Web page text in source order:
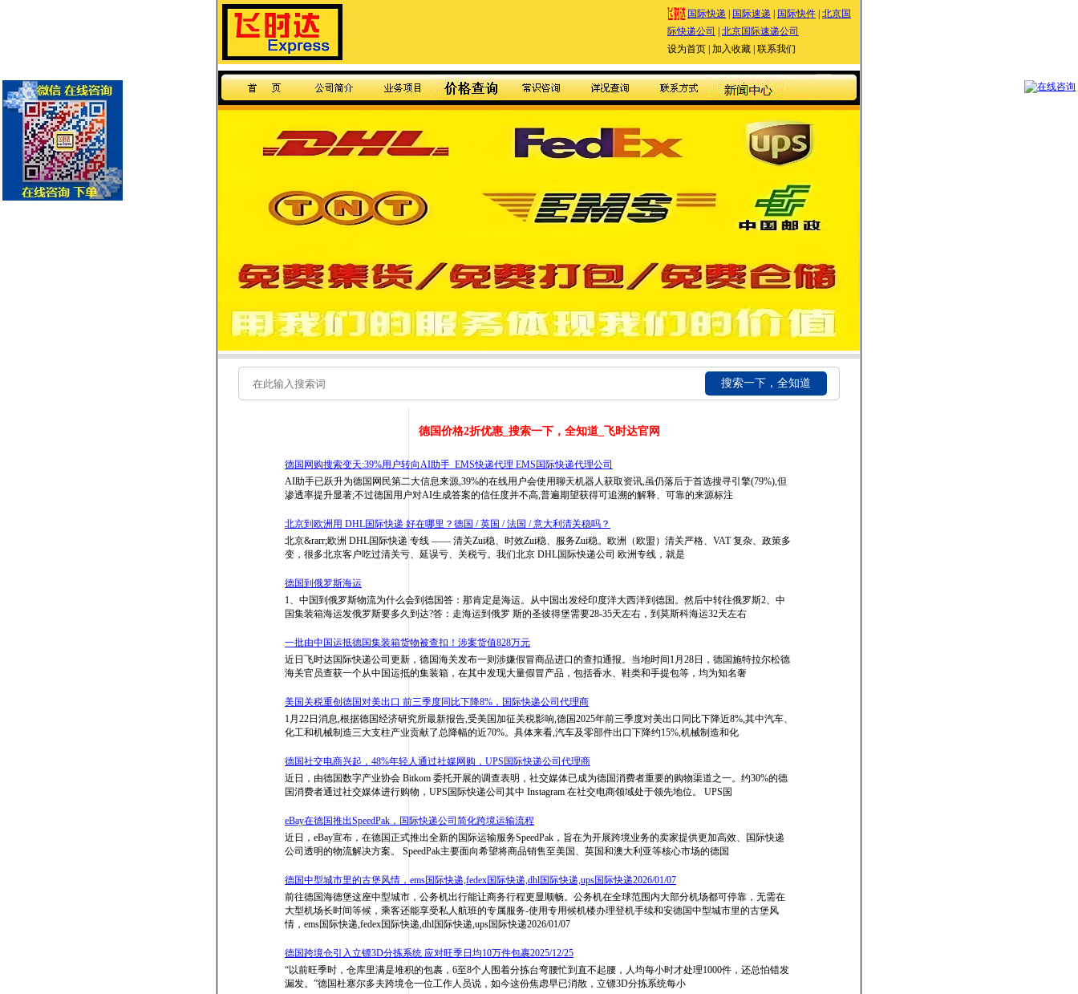
国际快递 国际速递 国际快件 北京国
际快递公司
北京国际速递公司
设为首页 加入收藏 联系我们
搜索一下，全知道
德国价格2折优惠_搜索一下，全知道_飞时达官网
德国网购搜索变天:39%用户转向AI助手_EMS快递代理 EMS国际快递代理公司
AI助手已跃升为德国网民第二大信息来源,39%的在线用户会使用聊天机器人获取资讯,虽仍落后于首选搜寻引擎(79%),但
渗透率提升显著;不过德国用户对AI生成答案的信任度并不高,普遍期望获得可追溯的解释、可靠的来源标注
北京到欧洲用 DHL国际快递 好在哪里？德国 / 英国 / 法国 / 意大利清关稳吗？
北京&rarr;欧洲 DHL国际快递 专线 —— 清关Zui稳、时效Zui稳、服务Zui稳。欧洲（欧盟）清关严格、VAT 复杂、政策多
变，很多北京客户吃过清关亏、延误亏、关税亏。我们北京 DHL国际快递公司 欧洲专线，就是
德国到俄罗斯海运
1、中国到俄罗斯物流为什么会到德国答：那肯定是海运。从中国出发经印度洋大西洋到德国。然后中转往俄罗斯2、中
国集装箱海运发俄罗斯要多久到达?答：走海运到俄罗 斯的圣彼得堡需要28-35天左右，到莫斯科海运32天左右
一批由中国运抵德国集装箱货物被查扣！涉案货值828万元
近日飞时达国际快递公司更新，德国海关发布一则涉嫌假冒商品进口的查扣通报。当地时间1月28日，德国施特拉尔松德
海关官员查获一个从中国运抵的集装箱，在其中发现大量假冒产品，包括香水、鞋类和手提包等，均为知名奢
美国关税重创德国对美出口 前三季度同比下降8%，国际快递公司代理商
1月22日消息,根据德国经济研究所最新报告,受美国加征关税影响,德国2025年前三季度对美出口同比下降近8%,其中汽车、
化工和机械制造三大支柱产业贡献了总降幅的近70%。具体来看,汽车及零部件出口下降约15%,机械制造和化
德国社交电商兴起，48%年轻人通过社媒网购，UPS国际快递公司代理商
近日，由德国数字产业协会 Bitkom 委托开展的调查表明，社交媒体已成为德国消费者重要的购物渠道之一。约30%的德
国消费者通过社交媒体进行购物，UPS国际快递公司其中 Instagram 在社交电商领域处于领先地位。 UPS国
eBay在德国推出SpeedPak，国际快递公司简化跨境运输流程
近日，eBay宣布，在德国正式推出全新的国际运输服务SpeedPak，旨在为开展跨境业务的卖家提供更加高效、国际快递
公司透明的物流解决方案。 SpeedPak主要面向希望将商品销售至美国、英国和澳大利亚等核心市场的德国
德国中型城市里的古堡风情，ems国际快递,fedex国际快递,dhl国际快递,ups国际快递2026/01/07
前往德国海德堡这座中型城市，公务机出行能让商务行程更显顺畅。公务机在全球范围内大部分机场都可停靠，无需在
大型机场长时间等候，乘客还能享受私人航班的专属服务-使用专用候机楼办理登机手续和安德国中型城市里的古堡风
情，ems国际快递,fedex国际快递,dhl国际快递,ups国际快递2026/01/07
德国跨境仓引入立镖3D分拣系统 应对旺季日均10万件包裹2025/12/25
“以前旺季时，仓库里满是堆积的包裹，6至8个人围着分拣台弯腰忙到直不起腰，人均每小时才处理1000件，还总怕错发
漏发。”德国杜塞尔多夫跨境仓一位工作人员说，如今这份焦虑早已消散，立镖3D分拣系统每小